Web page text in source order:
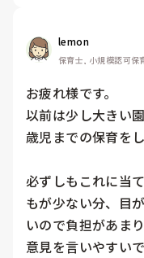
lemon
保育士, 小規模認可保
お疲れ様です。
以前は少し大きい
歳児までの保育を
必ずしもこれに当
もが少ない分、目
いので負担があま
意見を言いやすいで